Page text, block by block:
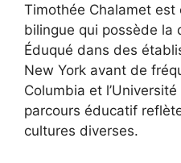
Timothée Chalamet est
bilingue qui possède la
Éduqué dans des
New York avant de
Columbia et
parcours éducatif
cultures diverses.